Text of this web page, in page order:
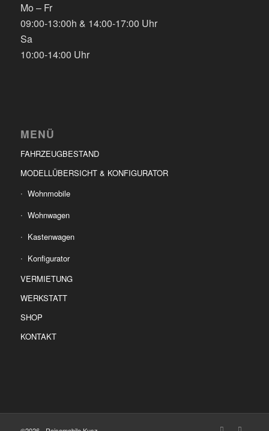
Mo – Fr
09:00-13:00h & 14:00-17:00 Uhr
Sa
10:00-14:00 Uhr
MENÜ
FAHRZEUGBESTAND
MODELLÜBERSICHT & KONFIGURATOR
Wohnmobile
Wohnwagen
Kastenwagen
Konfigurator
VERMIETUNG
WERKSTATT
SHOP
KONTAKT